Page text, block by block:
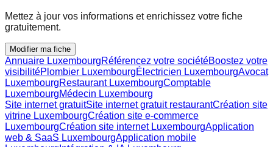
Mettez à jour vos informations et enrichissez votre fiche
gratuitement.
Modifier ma fiche
Annuaire LuxembourgRéférencez votre sociétéBoostez votre
visibilitéPlombier LuxembourgÉlectricien LuxembourgAvocat
LuxembourgRestaurant LuxembourgComptable
LuxembourgMédecin Luxembourg
Site internet gratuitSite internet gratuit restaurantCréation site
vitrine LuxembourgCréation site e-commerce
LuxembourgCréation site internet LuxembourgApplication
web & SaaS LuxembourgApplication mobile